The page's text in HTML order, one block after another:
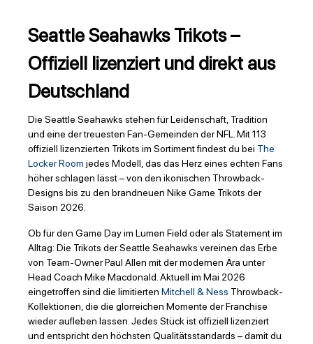
Seattle Seahawks Trikots –
Offiziell lizenziert und direkt aus
Deutschland
Die Seattle Seahawks stehen für Leidenschaft, Tradition
und eine der treuesten Fan-Gemeinden der NFL. Mit 113
offiziell lizenzierten Trikots im Sortiment findest du bei The
Locker Room jedes Modell, das das Herz eines echten Fans
höher schlagen lässt – von den ikonischen Throwback-
Designs bis zu den brandneuen Nike Game Trikots der
Saison 2026.
Ob für den Game Day im Lumen Field oder als Statement im
Alltag: Die Trikots der Seattle Seahawks vereinen das Erbe
von Team-Owner Paul Allen mit der modernen Ära unter
Head Coach Mike Macdonald. Aktuell im Mai 2026
eingetroffen sind die limitierten Mitchell & Ness Throwback-
Kollektionen, die die glorreichen Momente der Franchise
wieder aufleben lassen. Jedes Stück ist offiziell lizenziert
und entspricht den höchsten Qualitätsstandards – damit du